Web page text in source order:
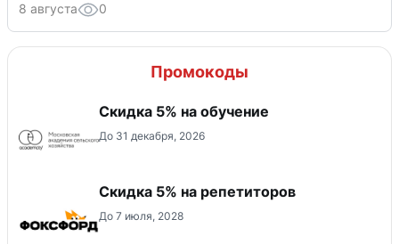
8 августа 0
Промокоды
Скидка 5% на обучение
До 31 декабря, 2026
Скидка 5% на репетиторов
До 7 июля, 2028